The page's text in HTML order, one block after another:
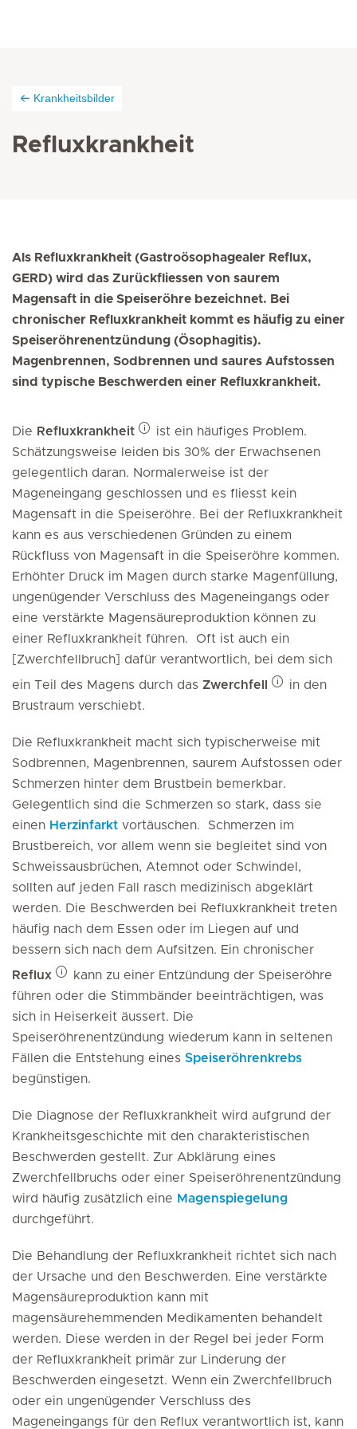
Krankheitsbilder
Refluxkrankheit
Als Refluxkrankheit (Gastroösophagealer Reflux,
GERD) wird das Zurückfliessen von saurem
Magensaft in die Speiseröhre bezeichnet. Bei
chronischer Refluxkrankheit kommt es häufig zu einer
Speiseröhrenentzündung (Ösophagitis).
Magenbrennen, Sodbrennen und saures Aufstossen
sind typische Beschwerden einer Refluxkrankheit.
Die Refluxkrankheit
ist ein häufiges Problem.
Schätzungsweise leiden bis 30% der Erwachsenen
gelegentlich daran. Normalerweise ist der
Mageneingang geschlossen und es fliesst kein
Magensaft in die Speiseröhre. Bei der Refluxkrankheit
kann es aus verschiedenen Gründen zu einem
Rückfluss von Magensaft in die Speiseröhre kommen.
Erhöhter Druck im Magen durch starke Magenfüllung,
ungenügender Verschluss des Mageneingangs oder
eine verstärkte Magensäureproduktion können zu
einer Refluxkrankheit führen. Oft ist auch ein
[Zwerchfellbruch] dafür verantwortlich, bei dem sich
ein Teil des Magens durch das Zwerchfell
in den
Brustraum verschiebt.
Die Refluxkrankheit macht sich typischerweise mit
Sodbrennen, Magenbrennen, saurem Aufstossen oder
Schmerzen hinter dem Brustbein bemerkbar.
Gelegentlich sind die Schmerzen so stark, dass sie
einen Herzinfarkt vortäuschen. Schmerzen im
Brustbereich, vor allem wenn sie begleitet sind von
Schweissausbrüchen, Atemnot oder Schwindel,
sollten auf jeden Fall rasch medizinisch abgeklärt
werden. Die Beschwerden bei Refluxkrankheit treten
häufig nach dem Essen oder im Liegen auf und
bessern sich nach dem Aufsitzen. Ein chronischer
Reflux
kann zu einer Entzündung der Speiseröhre
führen oder die Stimmbänder beeinträchtigen, was
sich in Heiserkeit äussert. Die
Speiseröhrenentzündung wiederum kann in seltenen
Fällen die Entstehung eines Speiseröhrenkrebs
begünstigen.
Die Diagnose der Refluxkrankheit wird aufgrund der
Krankheitsgeschichte mit den charakteristischen
Beschwerden gestellt. Zur Abklärung eines
Zwerchfellbruchs oder einer Speiseröhrenentzündung
wird häufig zusätzlich eine Magenspiegelung
durchgeführt.
Die Behandlung der Refluxkrankheit richtet sich nach
der Ursache und den Beschwerden. Eine verstärkte
Magensäureproduktion kann mit
magensäurehemmenden Medikamenten behandelt
werden. Diese werden in der Regel bei jeder Form
der Refluxkrankheit primär zur Linderung der
Beschwerden eingesetzt. Wenn ein Zwerchfellbruch
oder ein ungenügender Verschluss des
Mageneingangs für den Reflux verantwortlich ist, kann